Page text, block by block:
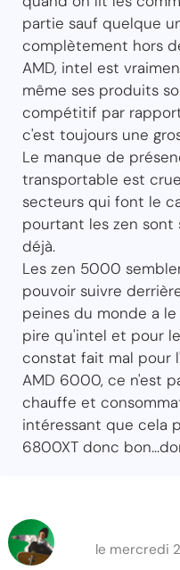
partie sauf quelque
complètement hors
AMD, intel est
même ses produits
compétitif par
c'est toujours une
Le manque de
transportable est
secteurs qui font le
pourtant les zen sont
déjà.
Les zen 5000
pouvoir suivre
peines du monde a
pire qu'intel et pour
constat fait mal pour
AMD 6000, ce n'est
chauffe et
intéressant que cela
6800XT donc
le mercredi